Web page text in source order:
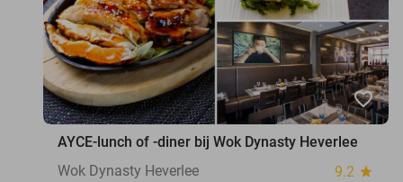
favorite_border
AYCE-lunch of -diner bij Wok Dynasty Heverlee
Wok Dynasty Heverlee
9.2 star